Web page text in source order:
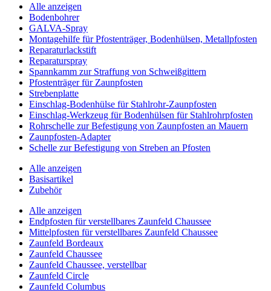
Alle anzeigen
Bodenbohrer
GALVA-Spray
Montagehilfe für Pfostenträger, Bodenhülsen, Metallpfosten
Reparaturlackstift
Reparaturspray
Spannkamm zur Straffung von Schweißgittern
Pfostenträger für Zaunpfosten
Strebenplatte
Einschlag-Bodenhülse für Stahlrohr-Zaunpfosten
Einschlag-Werkzeug für Bodenhülsen für Stahlrohrpfosten
Rohrschelle zur Befestigung von Zaunpfosten an Mauern
Zaunpfosten-Adapter
Schelle zur Befestigung von Streben an Pfosten
Alle anzeigen
Basisartikel
Zubehör
Alle anzeigen
Endpfosten für verstellbares Zaunfeld Chaussee
Mittelpfosten für verstellbares Zaunfeld Chaussee
Zaunfeld Bordeaux
Zaunfeld Chaussee
Zaunfeld Chaussee, verstellbar
Zaunfeld Circle
Zaunfeld Columbus